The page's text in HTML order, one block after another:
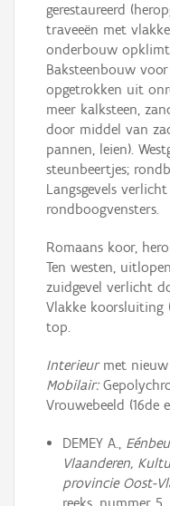
gerestaureerd
traveeën met
onderbouw
Baksteenbouw
opgetrokken uit
meer kalksteen,
door middel van
pannen, leien).
steunbeertjes;
Langsgevels
rondboogvensters.
Romaans koor,
Ten westen,
zuidgevel verlicht
Vlakke koorsluiting
top.
Interieur met
Mobilair:
Vrouwebeeld (16de
DEMEY A.,
Vlaanderen,
provincie Oost-